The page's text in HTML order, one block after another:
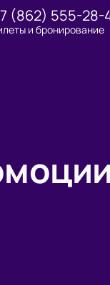
(862) 555-28-
и бронирование